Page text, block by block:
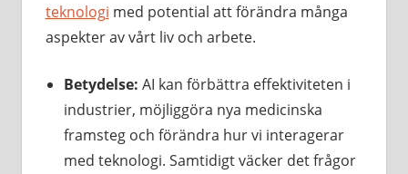
teknologi med potential att förändra många
aspekter av vårt liv och arbete.
Betydelse: AI kan förbättra effektiviteten i
industrier, möjliggöra nya medicinska
framsteg och förändra hur vi interagerar
med teknologi. Samtidigt väcker det frågor